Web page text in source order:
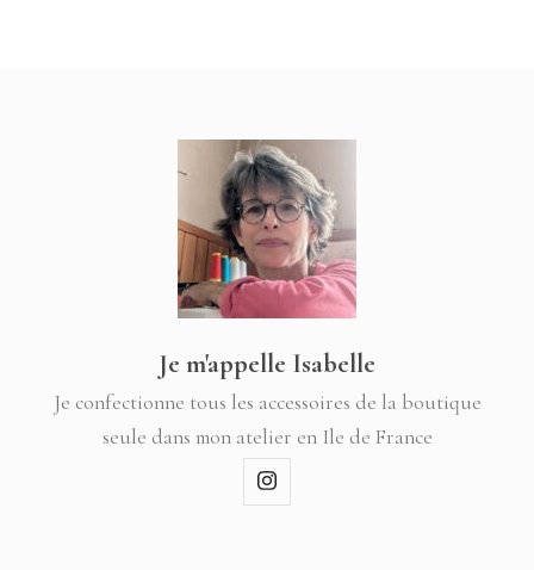
Je m'appelle Isabelle
Je confectionne tous les accessoires de la boutique
seule dans mon atelier en Ile de France